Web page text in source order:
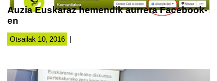
Auzia Euskaraz hemendik aurrera Facebook-
en
Otsailak 10, 2016